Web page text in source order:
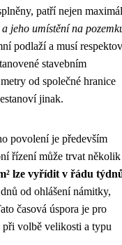
patří nejen
jeho umístění na
podlaží a musí
stavebním
od společné hranice
jinak.
povolení je především
řízení může trvat několik
lze vyřídit v řádu
od ohlášení námitky,
časová úspora je pro
volbě velikosti a typu